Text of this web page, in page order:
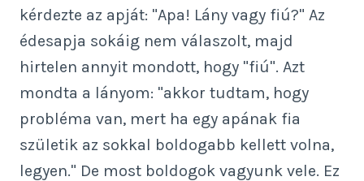
kérdezte az apját: "Apa! Lány vagy fiú?" Az
édesapja sokáig nem válaszolt, majd
hirtelen annyit mondott, hogy "fiú". Azt
mondta a lányom: "akkor tudtam, hogy
probléma van, mert ha egy apának fia
születik az sokkal boldogabb kellett volna,
legyen." De most boldogok vagyunk vele. Ez